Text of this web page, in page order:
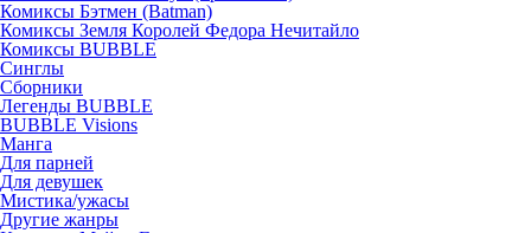
Комиксы Бэтмен (Batman)
Комиксы Земля Королей Федора Нечитайло
Комиксы BUBBLE
Синглы
Сборники
Легенды BUBBLE
BUBBLE Visions
Манга
Для парней
Для девушек
Мистика/ужасы
Другие жанры